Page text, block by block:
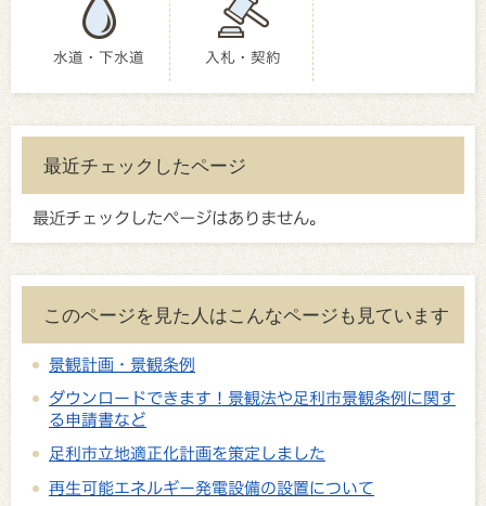
水道・下水道 入札・契約
最近チェックしたページ
最近チェックしたページはありません。
このページを見た人はこんなページも見ています
景観計画・景観条例
ダウンロードできます！景観法や足利市景観条例に関す
る申請書など
足利市立地適正化計画を策定しました
再生可能エネルギー発電設備の設置について